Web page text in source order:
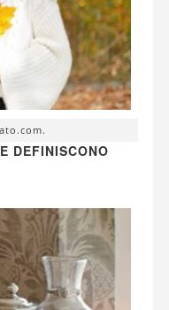
DEFINISCONO